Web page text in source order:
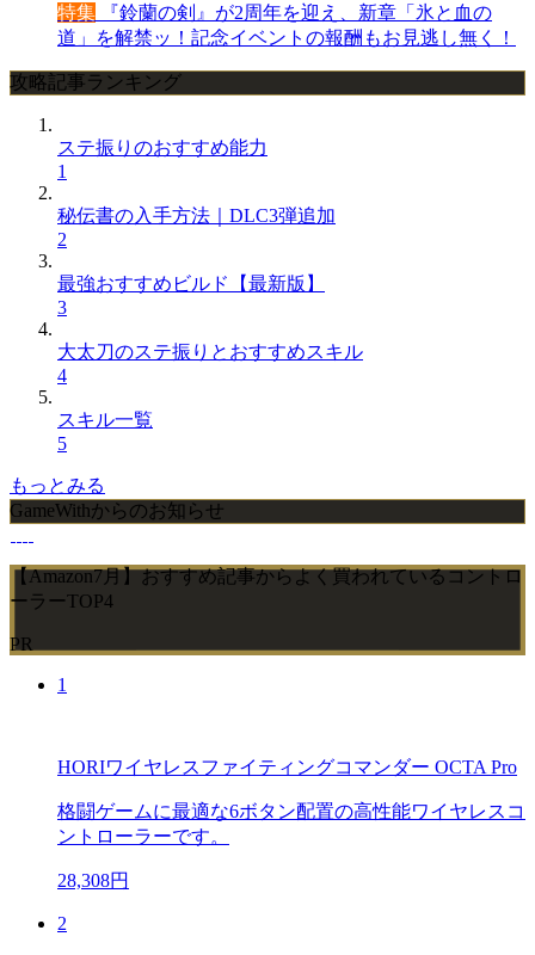
特集 『鈴蘭の剣』が2周年を迎え、新章「氷と血の
道」を解禁ッ！記念イベントの報酬もお見逃し無く！
攻略記事ランキング
ステ振りのおすすめ能力
1
秘伝書の入手方法｜DLC3弾追加
2
最強おすすめビルド【最新版】
3
大太刀のステ振りとおすすめスキル
4
スキル一覧
5
もっとみる
GameWithからのお知らせ
【Amazon7月】おすすめ記事からよく買われているコントロ
ーラーTOP4
PR
1
HORIワイヤレスファイティングコマンダー OCTA Pro
格闘ゲームに最適な6ボタン配置の高性能ワイヤレスコ
ントローラーです。
28,308円
2